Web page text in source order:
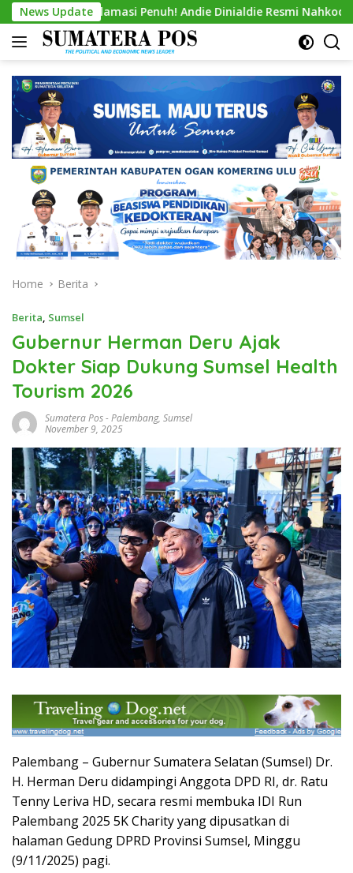
Skip
to
content
News Update
Penuh! Andie Dinialdie Resmi Nahkodai Golkar
Home Berita
Berita, Sumsel
Gubernur Herman Deru Ajak
Dokter Siap Dukung Sumsel Health
Tourism 2026
Sumatera Pos-Palembang, Sumsel
November 9, 2025
Palembang – Gubernur Sumatera Selatan (Sumsel) Dr.
H. Herman Deru didampingi Anggota DPD RI, dr. Ratu
Tenny Leriva HD, secara resmi membuka IDI Run
Palembang 2025 5K Charity yang dipusatkan di
halaman Gedung DPRD Provinsi Sumsel, Minggu
(9/11/2025) pagi.